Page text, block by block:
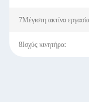
7Μέγιστη ακτίνα
8Ισχύς κινητήρα: